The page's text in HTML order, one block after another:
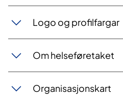
Logo og profilfargar
Om helseføretaket
Organisasjonskart